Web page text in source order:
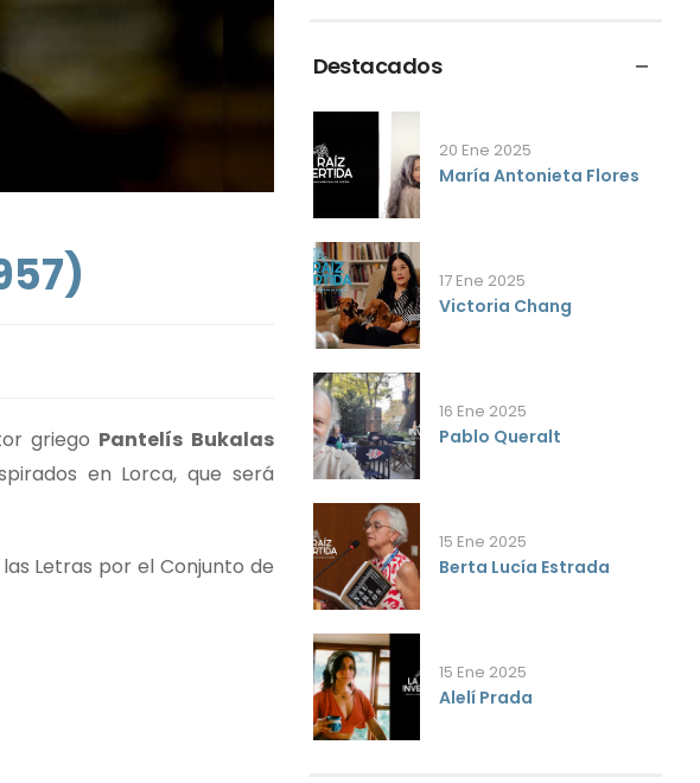
griego Pantelís Bukalas
en Lorca, que será
Letras por el Conjunto de
Destacados
20 Ene 2025
María Antonieta Flores
17 Ene 2025
Victoria Chang
16 Ene 2025
Pablo Queralt
15 Ene 2025
Berta Lucía Estrada
15 Ene 2025
Alelí Prada